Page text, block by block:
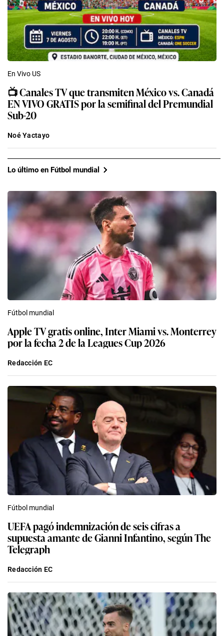
En Vivo US
📺 Canales TV que transmiten México vs. Canadá
EN VIVO GRATIS por la semifinal del Premundial
Sub-20
Noé Yactayo
Lo último en Fútbol mundial
Fútbol mundial
Apple TV gratis online, Inter Miami vs. Monterrey
por la fecha 2 de la Leagues Cup 2026
Redacción EC
Fútbol mundial
UEFA pagó indemnización de seis cifras a
supuesta amante de Gianni Infantino, según The
Telegraph
Redacción EC